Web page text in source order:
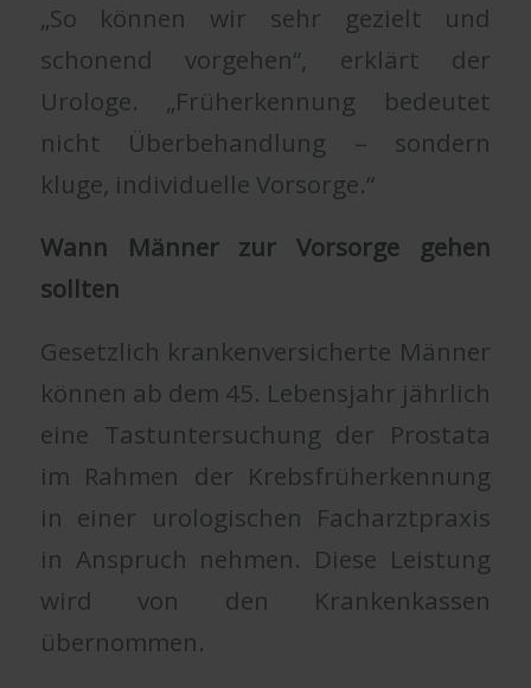
„So können wir sehr gezielt und
schonend vorgehen“, erklärt der
Urologe. „Früherkennung bedeutet
nicht Überbehandlung – sondern
kluge, individuelle Vorsorge.“
Wann Männer zur Vorsorge gehen
sollten
Gesetzlich krankenversicherte Männer
können ab dem 45. Lebensjahr jährlich
eine Tastuntersuchung der Prostata
im Rahmen der Krebsfrüherkennung
in einer urologischen Facharztpraxis
in Anspruch nehmen. Diese Leistung
wird von den Krankenkassen
übernommen.